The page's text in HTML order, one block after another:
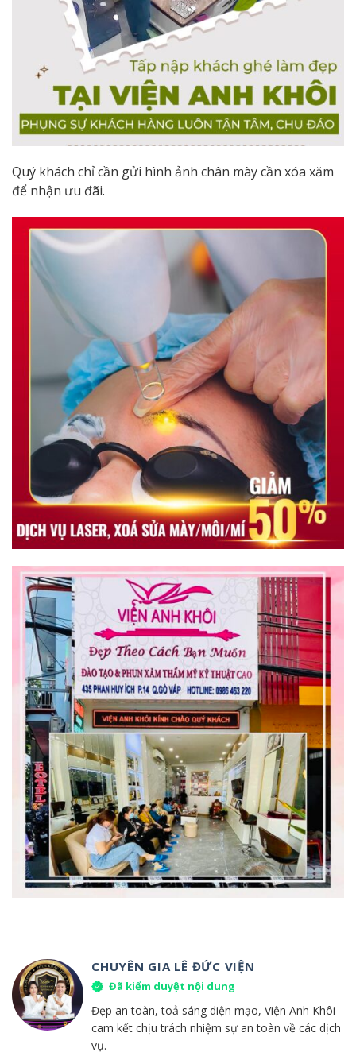
Quý khách chỉ cần gửi hình ảnh chân mày cần xóa xăm
để nhận ưu đãi.
CHUYÊN GIA LÊ ĐỨC VIỆN
Đã kiểm duyệt nội dung
Đẹp an toàn, toả sáng diện mạo, Viện Anh Khôi
cam kết chịu trách nhiệm sự an toàn về các dịch
vụ.